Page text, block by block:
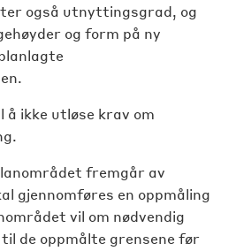
også utnyttingsgrad, og
og form på ny
ikke utløse krav om
fremgår av
gjennomføres en oppmåling
vil om nødvendig
de oppmålte grensene før